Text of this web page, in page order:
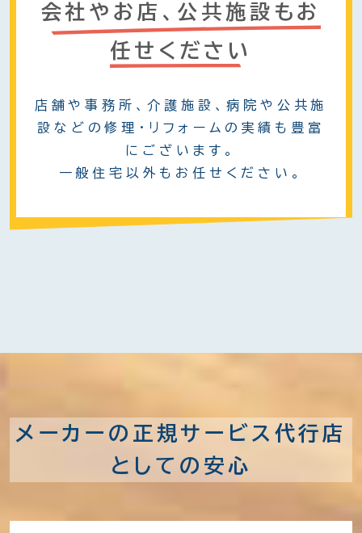
会社やお店、公共施設もお
任せください
店舗や事務所、介護施設、病院や公共施
設などの修理・リフォームの実績も豊富
にございます。
一般住宅以外もお任せください。
メーカーの正規サービス代行店
としての安心